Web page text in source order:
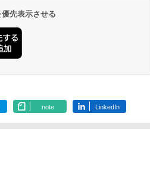
先表示させる
note LinkedIn